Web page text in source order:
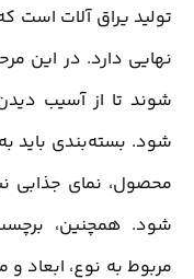
تولید یراق آلات
نهایی دارد. در این
شوند تا از آسیب
شود. بسته‌بندی باید
محصول، نمای جذابی
شود. همچنین،
مربوط به نوع، ابعاد